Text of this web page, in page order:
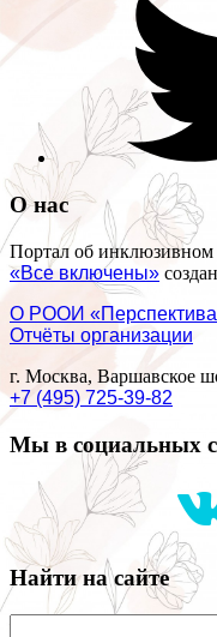
О нас
Портал об инклюзивном
«Все включены» создан
О РООИ
Отчёты организации
г. Москва, Варшавское
+7 (495) 725-39-82
Мы в социальных
Найти на сайте